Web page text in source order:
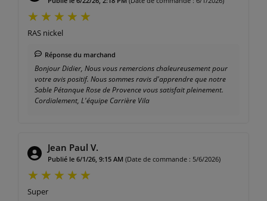
RAS nickel
Réponse du marchand
Bonjour Didier, Nous vous remercions chaleureusement pour
votre avis positif. Nous sommes ravis d'apprendre que notre
Sable Pétanque Rose de Provence vous satisfait pleinement.
Cordialement, L'équipe Carrière Vila
Jean Paul V.
Publié le 6/1/26, 9:15 AM (Date de commande : 5/6/2026)
Super